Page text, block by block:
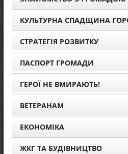
КУЛЬТУРНА СПАДЩИНА
СТРАТЕГІЯ РОЗВИТКУ
ПАСПОРТ ГРОМАДИ
ГЕРОЇ НЕ ВМИРАЮТЬ!
ВЕТЕРАНАМ
ЕКОНОМІКА
ЖКГ ТА БУДІВНИЦТВО